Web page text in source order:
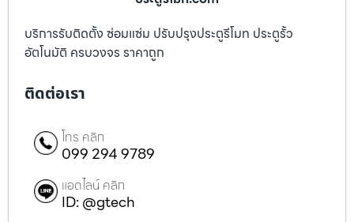
บริการรับติดตั้ง ซ่อมแซ่ม ปรับปรุงประตูรีโมท ประตูรั้ว
อัตโนมัติ ครบวงจร ราคาถูก
ติดต่อเรา
โทร คลิก
099 294 9789
แอดไลน์ คลิก
ID: @gtech